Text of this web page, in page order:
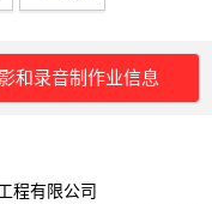
和录音制作业信息
程有限公司